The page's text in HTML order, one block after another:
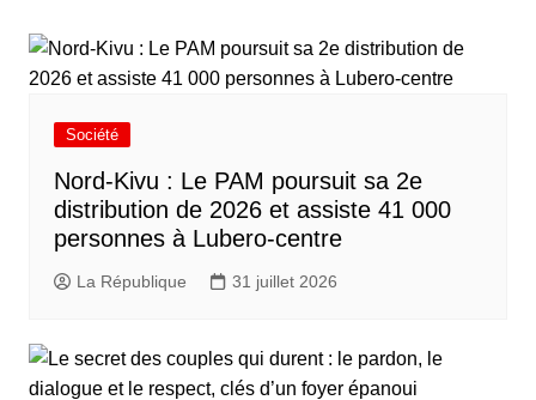
Société
Nord-Kivu : Le PAM poursuit sa 2e
distribution de 2026 et assiste 41 000
personnes à Lubero-centre
La République 31 juillet 2026